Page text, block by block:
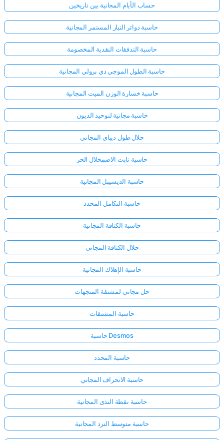
حساب الأيام المجانية بين تاريخين
حاسبة دوائر التيار المستمر المجانية
حاسبة التدفقات النقدية المخصومة
حاسبة الطول الموجي دي برولي المجانية
حاسبة خسارة الوزن الميت المجانية
حاسبة مجانية لتوحيد الديون
حلال طول ديباي المجاني
حاسبة ثابت الاضمحلال الحر
حاسبة الديسيبل المجانية
حاسبة التكامل المحدد
حاسبة الكثافة المجانية
حلال الكثافة المجاني
حاسبة الإهلاك المجانية
حل مجاني لمشتقة المتجهات
حاسبة المشتقات
حاسبة Desmos
حاسبة المحدد
حاسبة الانحراف المجاني
حاسبة نقطة الندى المجانية
حاسبة متوسط النرد المجانية